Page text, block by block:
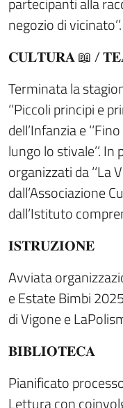
negozio di vicinato’’.
𝐂𝐔𝐋𝐓𝐔𝐑𝐀 📖 /
Terminata la
‘‘Piccoli principi e
dell’Infanzia e
lungo lo stivale’’.
organizzati da ‘‘La
dall’Associazione
dall’Istituto
𝐈𝐒𝐓𝐑𝐔𝐙𝐈𝐎𝐍𝐄
Avviata
e Estate Bimbi
di Vigone e
𝐁𝐈𝐁𝐋𝐈𝐎𝐓𝐄𝐂𝐀
Pianificato
Lettura con